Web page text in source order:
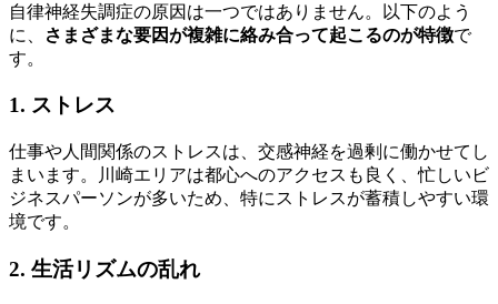
自律神経失調症の原因は一つではありません。以下のよう
に、
さまざまな要因が複雑に絡み合って起こるのが特徴で
す。
1. ストレス
仕事や人間関係のストレスは、交感神経を過剰に働かせてし
まいます。川崎エリアは都心へのアクセスも良く、忙しいビ
ジネスパーソンが多いため、特にストレスが蓄積しやすい環
境です。
2. 生活リズムの乱れ